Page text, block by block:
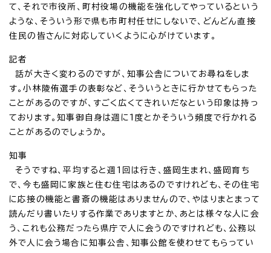
て、それで市役所、町村役場の機能を強化してやっているという
ような、そういう形で県も市町村任せにしないで、どんどん直接
住民の皆さんに対応していくように心がけています。
記者
話が大きく変わるのですが、知事公舎についてお尋ねをしま
す。小林陵侑選手の表彰など、そういうときに行かせてもらった
ことがあるのですが、すごく広くてきれいだなという印象は持っ
ております。知事御自身は週に1度とかそういう頻度で行かれる
ことがあるのでしょうか。
知事
そうですね、平均すると週1回は行き、盛岡生まれ、盛岡育ち
で、今も盛岡に家族と住む住宅はあるのですけれども、その住宅
に応接の機能と書斎の機能はありませんので、やはりまとまって
読んだり書いたりする作業でありますとか、あとは様々な人に会
う、これも公務だったら県庁で人に会うのですけれども、公務以
外で人に会う場合に知事公舎、知事公館を使わせてもらってい